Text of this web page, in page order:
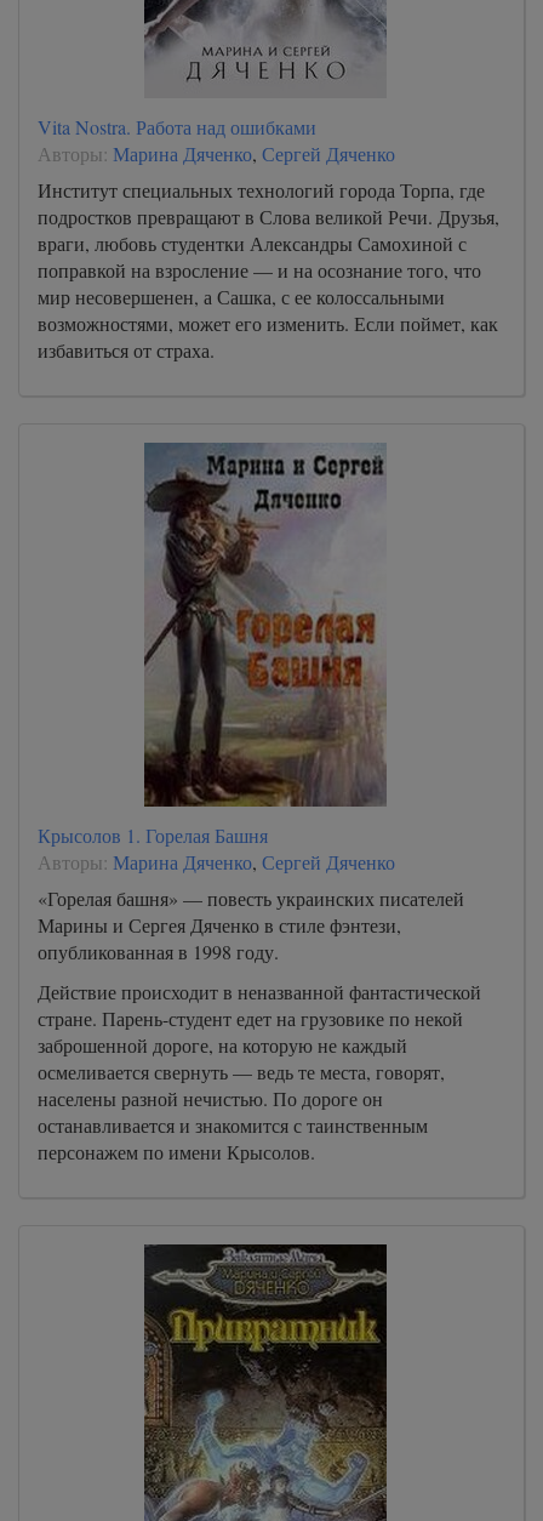
Vita Nostra. Работа над ошибками
Авторы: Марина Дяченко, Сергей Дяченко
Институт специальных технологий города Торпа, где
подростков превращают в Слова великой Речи. Друзья,
враги, любовь студентки Александры Самохиной с
поправкой на взросление — и на осознание того, что
мир несовершенен, а Сашка, с ее колоссальными
возможностями, может его изменить. Если поймет, как
избавиться от страха.
Крысолов 1. Горелая Башня
Авторы: Марина Дяченко, Сергей Дяченко
«Горелая башня» — повесть украинских писателей
Марины и Сергея Дяченко в стиле фэнтези,
опубликованная в 1998 году.
Действие происходит в неназванной фантастической
стране. Парень-студент едет на грузовике по некой
заброшенной дороге, на которую не каждый
осмеливается свернуть — ведь те места, говорят,
населены разной нечистью. По дороге он
останавливается и знакомится с таинственным
персонажем по имени Крысолов.